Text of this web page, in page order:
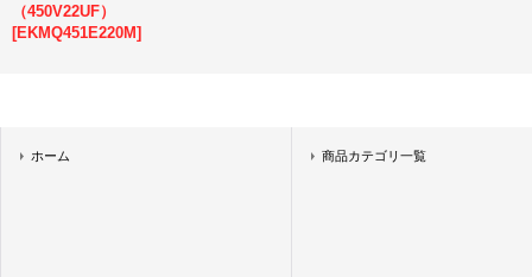
（450V22UF）
[EKMQ451E220M]
ホーム 商品カテゴリ一覧